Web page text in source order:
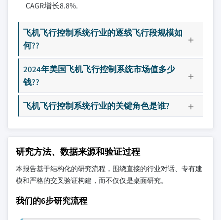
CAGR增长8.8%.
飞机飞行控制系统行业的逐线飞行段规模如
何??
2024年美国飞机飞行控制系统市场值多少
钱??
飞机飞行控制系统行业的关键角色是谁?
研究方法、数据来源和验证过程
本报告基于结构化的研究流程，围绕直接的行业对话、专有建
模和严格的交叉验证构建，而不仅仅是桌面研究。
我们的6步研究流程